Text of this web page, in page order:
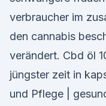
verbraucher im
den cannabis
verändert. Cbd öl
jüngster zeit in
und Pflege |